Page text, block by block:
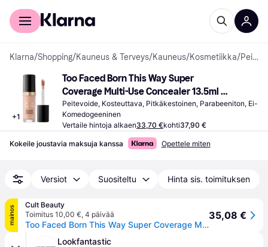
Kuluttajille
Klarna/Shopping/Kauneus & Terveys/Kauneus/Kosmetiikka/ Peitevoiteet
+1
Too Faced Born This Way Super
Coverage Multi-Use Concealer 13.5ml
(Various Shades) Taffy
Peitevoide, Kosteuttava, Pitkäkestoinen, Parabeeniton, Ei-
Komedogeeninen
Vertaile hintoja alkaen33,70 €kohti37,90 €
Kokeile joustavia maksuja kanssa Opettele miten
Versiot Suositeltu Hinta sis. toimituksen
mainos
Cult Beauty
Toimitus 10,00 €, 4 päivää
Too Faced Born This Way Super Coverage Multi-Use Concealer 13.5ml (Various Shades) - Taffy
35,08 €
Lookfantastic